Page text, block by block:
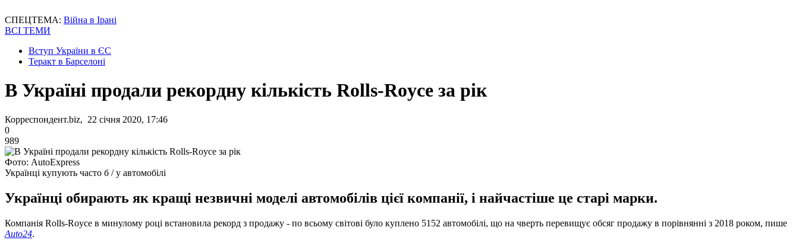
СПЕЦТЕМА: Війна в Ірані
ВСІ ТЕМИ
Вступ України в ЄС
Теракт в Барселоні
В Україні продали рекордну кількість Rolls-Royce за рік
Корреспондент.biz, 22 січня 2020, 17:46
0
989
Фото: AutoExpress
Українці купують часто б / у автомобілі
Українці обирають як кращі незвичні моделі автомобілів цієї компанії, і найчастіше це старі марки.
Компанія Rolls-Royce в минулому році встановила рекорд з продажу - по всьому світові було куплено 5152 автомобілі, що на чверть перевищує обсяг продажу в порівнянні з 2018 роком, пише
Auto24.